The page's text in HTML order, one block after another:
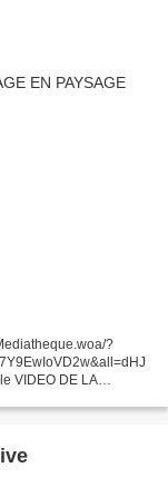
?
VIDEO DE LA